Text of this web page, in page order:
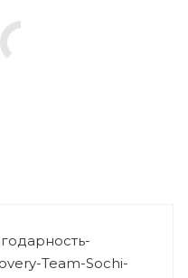
Team-Sochi-